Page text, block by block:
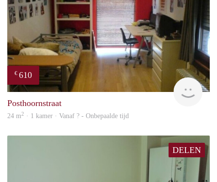
€ 610
Posthoornstraat
24 m2 · 1 kamer · Vanaf ? - Onbepaalde tijd
DELEN